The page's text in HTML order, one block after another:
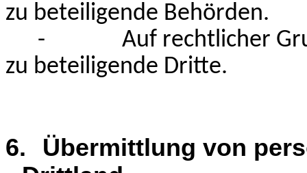
zu beteiligende Behörden.
- Auf rechtlicher
zu beteiligende Dritte.
6.
Übermittlung von